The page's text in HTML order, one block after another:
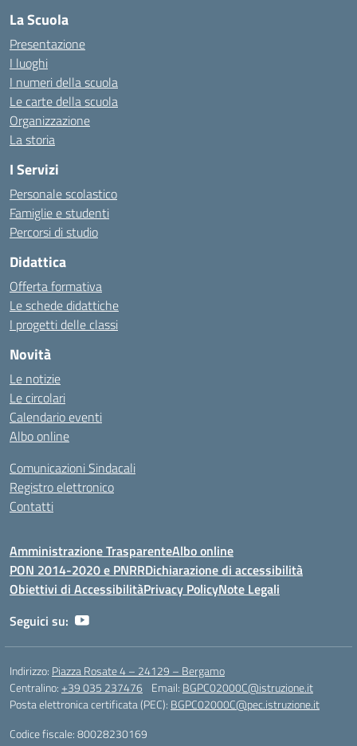
La Scuola
Presentazione
I luoghi
I numeri della scuola
Le carte della scuola
Organizzazione
La storia
I Servizi
Personale scolastico
Famiglie e studenti
Percorsi di studio
Didattica
Offerta formativa
Le schede didattiche
I progetti delle classi
Novità
Le notizie
Le circolari
Calendario eventi
Albo online
Comunicazioni Sindacali
Registro elettronico
Contatti
Amministrazione TrasparenteAlbo online
PON 2014-2020 e PNRRDichiarazione di accessibilità
Obiettivi di AccessibilitàPrivacy PolicyNote Legali
Seguici su:
Indirizzo: Piazza Rosate 4 – 24129 – Bergamo
Centralino:+39 035 237476 Email: BGPC02000C@istruzione.it
Posta elettronica certificata (PEC): BGPC02000C@pec.istruzione.it
Codice fiscale: 80028230169